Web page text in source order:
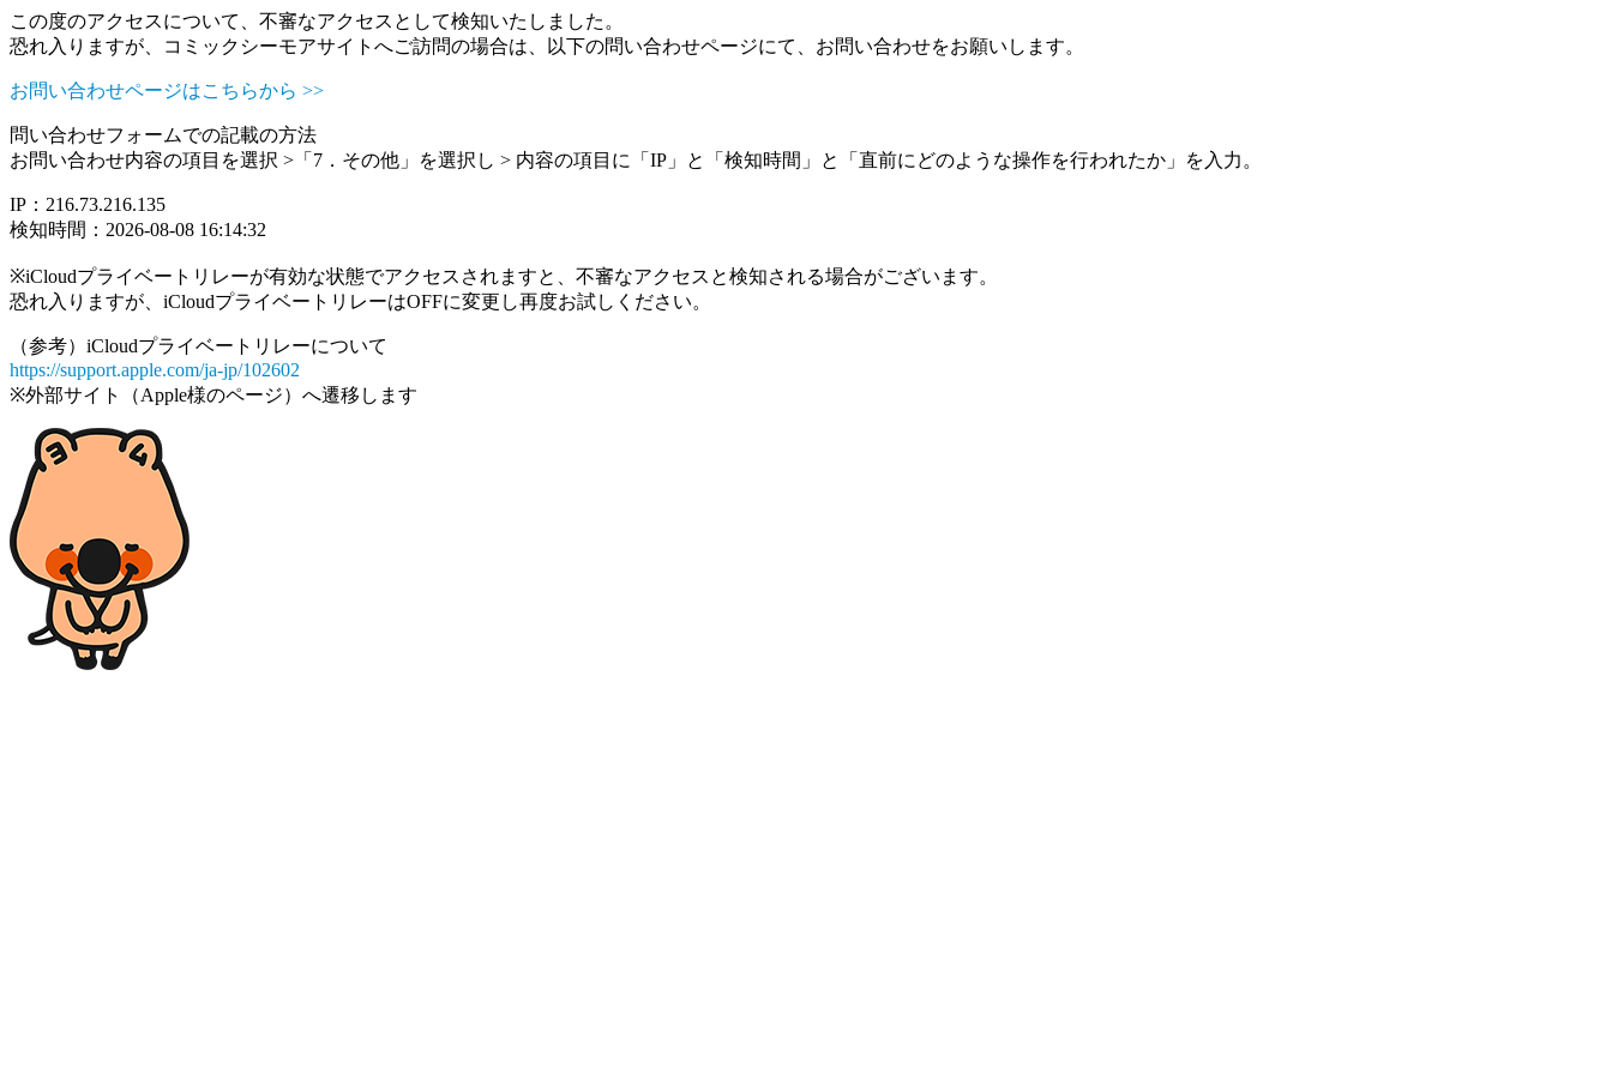
この度のアクセスについて、不審なアクセスとして検知いたしました。
恐れ入りますが、コミックシーモアサイトへご訪問の場合は、以下の問い合わせページにて、お問い合わせをお願いします。
お問い合わせページはこちらから >>
問い合わせフォームでの記載の方法
お問い合わせ内容の項目を選択 >「7．その他」を選択し > 内容の項目に「IP」と「検知時間」と「直前にどのような操作を行われたか」を入力。
IP：216.73.216.135
検知時間：2026-08-08 16:14:32
※iCloudプライベートリレーが有効な状態でアクセスされますと、不審なアクセスと検知される場合がございます。
恐れ入りますが、iCloudプライベートリレーはOFFに変更し再度お試しください。
（参考）iCloudプライベートリレーについて
https://support.apple.com/ja-jp/102602
※外部サイト（Apple様のページ）へ遷移します